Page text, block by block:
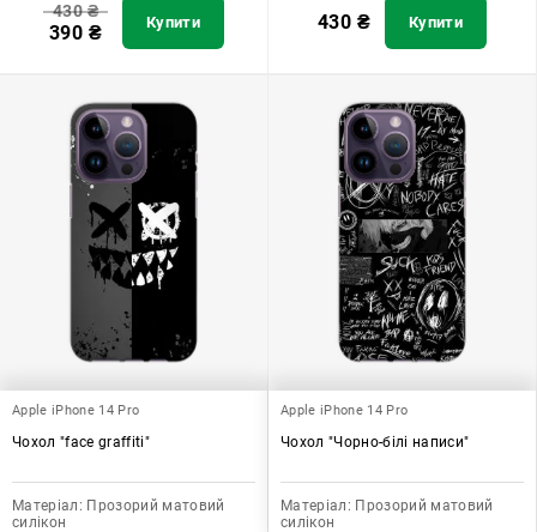
430₴
390 ₴ Купити 430 ₴ Купити
Apple iPhone 14 Pro
Чохол "face graffiti"
Матеріал: Прозорий матовий
силікон
Apple iPhone 14 Pro
Чохол "Чорно-білі написи"
Матеріал: Прозорий матовий
силікон